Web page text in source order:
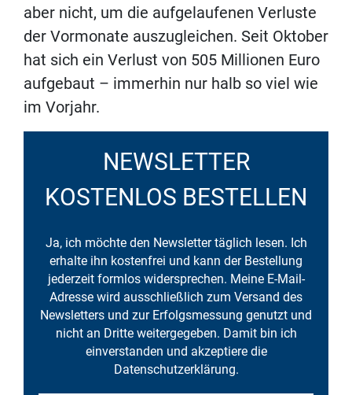
aber nicht, um die aufgelaufenen Verluste
der Vormonate auszugleichen. Seit Oktober
hat sich ein Verlust von 505 Millionen Euro
aufgebaut – immerhin nur halb so viel wie
im Vorjahr.
NEWSLETTER
KOSTENLOS BESTELLEN
Ja, ich möchte den Newsletter täglich lesen. Ich
erhalte ihn kostenfrei und kann der Bestellung
jederzeit formlos widersprechen. Meine E-Mail-
Adresse wird ausschließlich zum Versand des
Newsletters und zur Erfolgsmessung genutzt und
nicht an Dritte weitergegeben. Damit bin ich
einverstanden und akzeptiere die
Datenschutzerklärung.